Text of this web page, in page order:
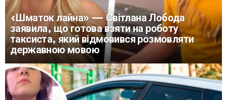
«Шматок лайна» — Світлана Лобода
заявила, що готова взяти на роботу
таксиста, який відмовився розмовляти
державною мовою